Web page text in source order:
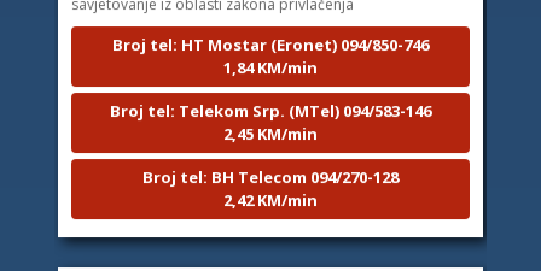
Broj tel: HT Mostar (Eronet) 094/850-746
1,84 KM/min
Broj tel: Telekom Srp. (MTel) 094/583-146
2,45 KM/min
Broj tel: BH Telecom 094/270-128
2,42 KM/min